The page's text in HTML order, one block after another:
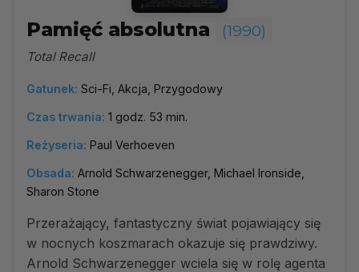
Pamięć absolutna (1990)
Total Recall
Gatunek: Sci-Fi, Akcja, Przygodowy
Czas trwania: 1 godz. 53 min.
Reżyseria: Paul Verhoeven
Obsada: Arnold Schwarzenegger, Michael Ironside,
Sharon Stone
Przerażający, fantastyczny świat pojawiający się
w nocnych koszmarach okazuje się prawdziwy.
Arnold Schwarzenegger wciela się w rolę agenta